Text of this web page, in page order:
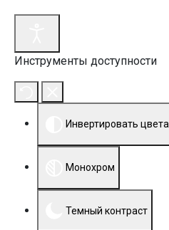
Инструменты доступности
Инвертировать цвета
Монохром
Темный контраст